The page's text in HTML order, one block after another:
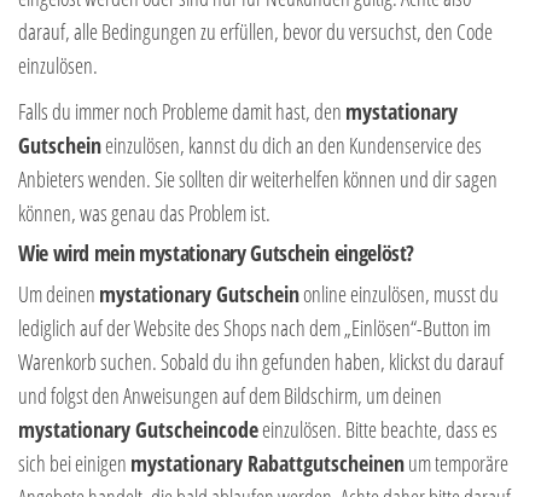
darauf, alle Bedingungen zu erfüllen, bevor du versuchst, den Code
einzulösen.
Falls du immer noch Probleme damit hast, den mystationary
Gutscheineinzulösen, kannst du dich an den Kundenservice des
Anbieters wenden. Sie sollten dir weiterhelfen können und dir sagen
können, was genau das Problem ist.
Wie wird mein mystationary Gutschein eingelöst?
Um deinen mystationary Gutscheinonline einzulösen, musst du
lediglich auf der Website des Shops nach dem „Einlösen“-Button im
Warenkorb suchen. Sobald du ihn gefunden haben, klickst du darauf
und folgst den Anweisungen auf dem Bildschirm, um deinen
mystationary Gutscheincodeeinzulösen. Bitte beachte, dass es
sich bei einigen mystationary Rabattgutscheinenum temporäre